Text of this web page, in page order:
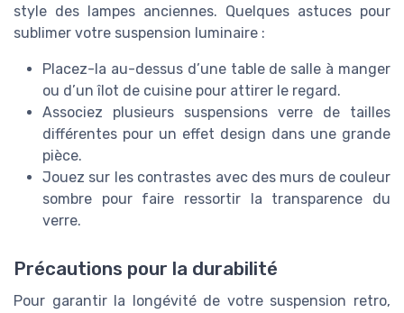
style des lampes anciennes. Quelques astuces pour
sublimer votre suspension luminaire :
Placez-la au-dessus d’une table de salle à manger
ou d’un îlot de cuisine pour attirer le regard.
Associez plusieurs suspensions verre de tailles
différentes pour un effet design dans une grande
pièce.
Jouez sur les contrastes avec des murs de couleur
sombre pour faire ressortir la transparence du
verre.
Précautions pour la durabilité
Pour garantir la longévité de votre suspension retro,